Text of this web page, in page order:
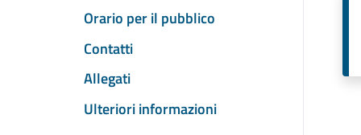
Orario per il pubblico
Contatti
Allegati
Ulteriori informazioni